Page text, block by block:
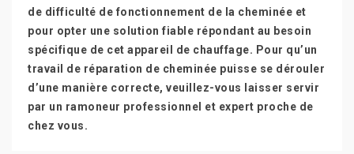
de difficulté de fonctionnement de la cheminée et
pour opter une solution fiable répondant au besoin
spécifique de cet appareil de chauffage. Pour qu’un
travail de réparation de cheminée puisse se dérouler
d’une manière correcte, veuillez-vous laisser servir
par un ramoneur professionnel et expert proche de
chez vous.